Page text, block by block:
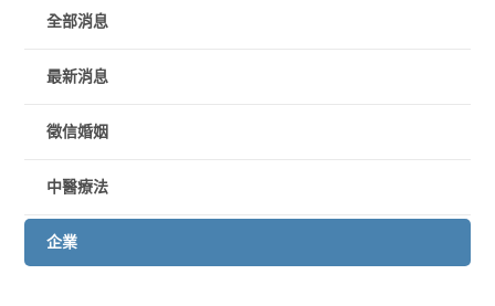
全部消息
最新消息
徵信婚姻
中醫療法
企業